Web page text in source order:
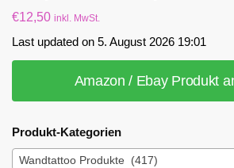
€12,50 inkl. MwSt.
Last updated on 5. August 2026 19:01
Amazon / Ebay Produkt
Produkt-Kategorien
Wandtattoo Produkte (417)